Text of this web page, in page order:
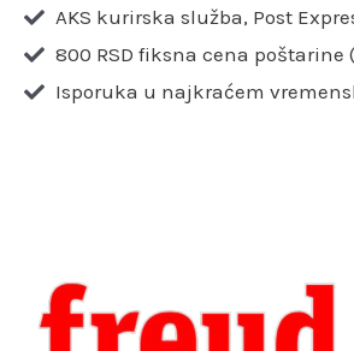
AKS kurirska služba, Post
800 RSD fiksna cena poštarine
Isporuka u najkraćem